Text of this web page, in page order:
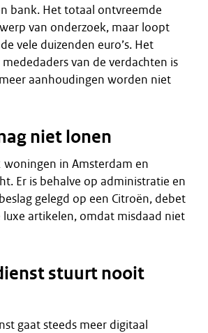
bank. Het totaal ontvreemde
van onderzoek, maar loopt
vele duizenden euro’s. Het
van de verdachten is
aanhoudingen worden niet
niet lonen
woningen in Amsterdam en
Er is behalve op administratie en
gelegd op een Citroën, debet
luxe artikelen, omdat misdaad niet
stuurt nooit
gaat steeds meer digitaal